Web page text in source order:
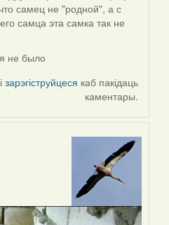
самец не "родной", а с
самца эта самка так не
не было
зарэгіструйцеся каб пакідаць
каментары.